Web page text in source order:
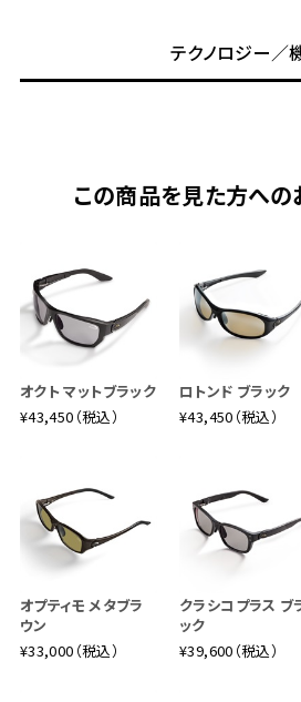
テクノロジー／
この商品を見た方への
オクト マットブラック
¥43,450（税込）
ロトンド ブラック
¥43,450（税込）
オプティモ メタブラ
ウン
¥33,000（税込）
クラシコプラス ブ
ック
¥39,600（税込）